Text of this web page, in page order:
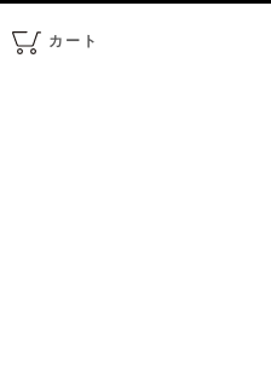
カート